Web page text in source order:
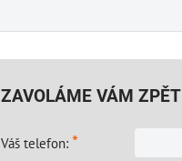
ZAVOLÁME VÁM ZPĚT
Váš telefon: *